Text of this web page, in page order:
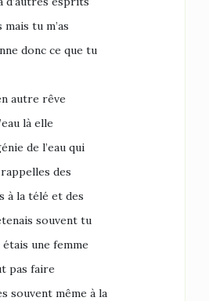
tu m’as
donc ce que tu
autre rêve
là elle
de l’eau qui
des
à la télé et des
souvent tu
une femme
pas faire
souvent même à la